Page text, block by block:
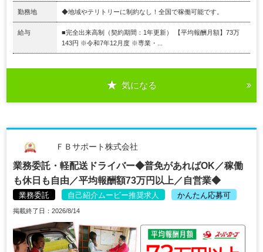
勤務地 ◆地域やテリトリーに制約なし！全国で稼働可能です。
給与
■完全出来高制（契約期間：1年更新） 【平均報酬月額】73万
143円 ※令和7年12月度 ※専業・...
気になる
ＦＢサポート株式会社
業務委託・軽配送ドライバー◆普免があればOK／稼働
も休日も自由／平均報酬額73万円以上／自営業◆
業務委託 自己紹介ムービー推奨求人 かんたん応募可
掲載終了日：2026/8/14